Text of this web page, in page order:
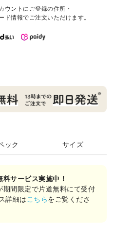
ウントにご登録の住所・
ド情報でご注文いただけます。
ック サイズ
料サービス実施中！
間限定で片道無料にて受付
詳細は こちらをご覧くださ